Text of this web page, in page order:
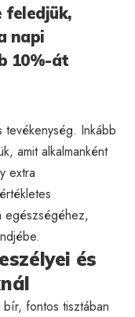
feledjük,
napi
10%-át
tevékenység. Inkább
amit alkalmanként
extra
egészségéhez,
és
bír, fontos tisztában